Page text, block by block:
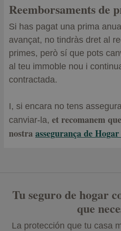
Reemborsaments de
Si has pagat una prima
avançat, no tindràs dret al
primes, però sí que pots
al teu immoble nou i
contractada.
I, si encara no tens
canviar-la, et recomanem
nostra assegurança de
Tu seguro de hogar
que
La protección que tu casa